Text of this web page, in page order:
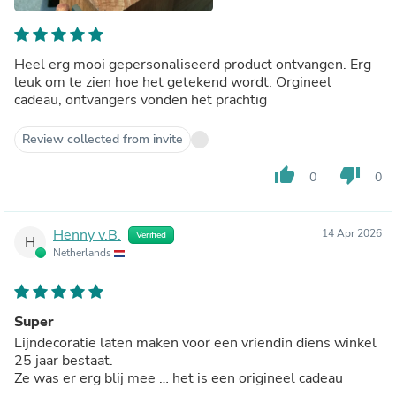
Heel erg mooi gepersonaliseerd product ontvangen. Erg
leuk om te zien hoe het getekend wordt. Orgineel
cadeau, ontvangers vonden het prachtig
Review collected from invite
thumb_up 0 thumb_down 0
H Henny v.B. Verified
Netherlands
14 Apr 2026
Super
Lijndecoratie laten maken voor een vriendin diens winkel
25 jaar bestaat.
Ze was er erg blij mee … het is een origineel cadeau